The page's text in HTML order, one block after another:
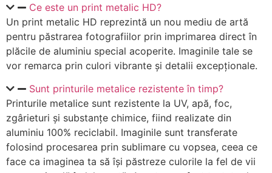
Ce este un print metalic HD?
Un print metalic HD reprezintă un nou mediu de artă
pentru păstrarea fotografiilor prin imprimarea direct în
plăcile de aluminiu special acoperite. Imaginile tale se
vor remarca prin culori vibrante și detalii excepționale.
Sunt printurile metalice rezistente în timp?
Printurile metalice sunt rezistente la UV, apă, foc,
zgârieturi și substanțe chimice, fiind realizate din
aluminiu 100% reciclabil. Imaginile sunt transferate
folosind procesarea prin sublimare cu vopsea, ceea ce
face ca imaginea ta să își păstreze culorile la fel de vii